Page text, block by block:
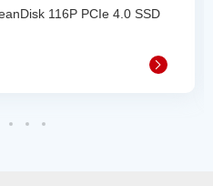
116P PCIe 4.0 SSD